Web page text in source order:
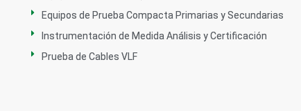
Equipos de Prueba Compacta Primarias y Secundarias
Instrumentación de Medida Análisis y Certificación
Prueba de Cables VLF